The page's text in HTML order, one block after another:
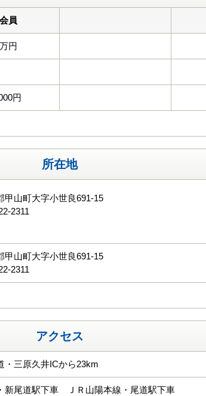
員
円
円
所在地
甲山町大字小世良691-15
2311
甲山町大字小世良691-15
2311
アクセス
・三原久井ICから23km
新尾道駅下車 ＪＲ山陽本線・尾道駅下車